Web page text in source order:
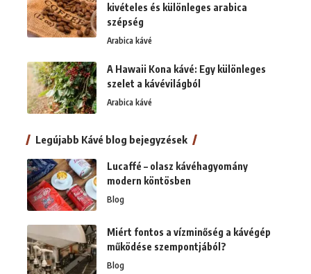
kivételes és különleges arabica
szépség
Arabica kávé
A Hawaii Kona kávé: Egy különleges
szelet a kávévilágból
Arabica kávé
Legújabb Kávé blog bejegyzések
Lucaffé – olasz kávéhagyomány
modern köntösben
Blog
Miért fontos a vízminőség a kávégép
működése szempontjából?
Blog